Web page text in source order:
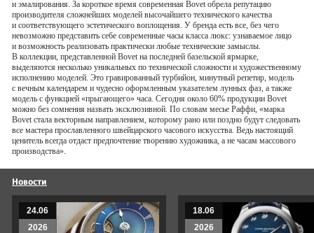
и эмалирования. За короткое время современная Bovet обрела репутацию
производителя сложнейших моделей высочайшего технического качества
и соответствующего эстетического воплощения. У бренда есть все, без чего
невозможно представить себе современные часы класса люкс: узнаваемое лицо
и возможность реализовать практически любые технические замыслы.
В коллекции, представленной Bovet на последней базельской ярмарке,
выделяются несколько уникальных по технической сложности и художественному
исполнению моделей. Это гравированный турбийон, минутный репетир, модель
с вечным календарем и чудесно оформленным указателем лунных фаз, а также
модель с функцией «прыгающего» часа. Сегодня около 60% продукции Bovet
можно без сомнения назвать эксклюзивной. По словам месье Раффи, «марка
Bovet стала векторным направлением, которому рано или поздно будут следовать
все мастера прославленного швейцарского часового искусства. Ведь настоящий
ценитель всегда отдаст предпочтение творению художника, а не часам массового
производства».
Новости
24.06
2026
18.06
2026